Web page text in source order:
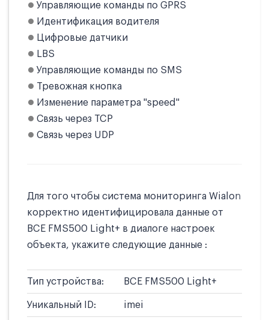
Управляющие команды по GPRS
Идентификация водителя
Цифровые датчики
LBS
Управляющие команды по SMS
Тревожная кнопка
Изменение параметра "speed"
Связь через TCP
Связь через UDP
Для того чтобы система мониторинга Wialon
корректно идентифицировала данные от
BCE FMS500 Light+ в диалоге настроек
объекта, укажите следующие данные :
Тип устройства: BCE FMS500 Light+
Уникальный ID: imei